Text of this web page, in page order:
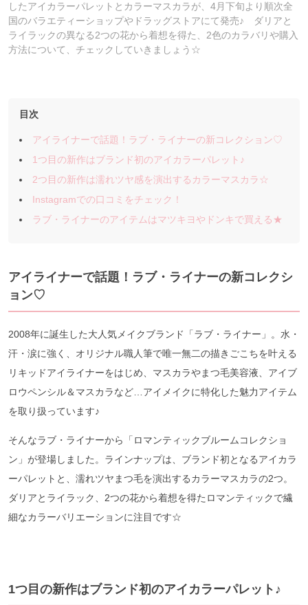
したアイカラーパレットとカラーマスカラが、4月下旬より順次全
国のバラエティーショップやドラッグストアにて発売♪ ダリアと
ライラックの異なる2つの花から着想を得た、2色のカラバリや購入
方法について、チェックしていきましょう☆
目次
アイライナーで話題！ラブ・ライナーの新コレクション♡
1つ目の新作はブランド初のアイカラーパレット♪
2つ目の新作は濡れツヤ感を演出するカラーマスカラ☆
Instagramでの口コミをチェック！
ラブ・ライナーのアイテムはマツキヨやドンキで買える★
アイライナーで話題！ラブ・ライナーの新コレクシ
ョン♡
2008年に誕生した大人気メイクブランド「ラブ・ライナー」。水・
汗・涙に強く、オリジナル職人筆で唯一無二の描きごこちを叶える
リキッドアイライナーをはじめ、マスカラやまつ毛美容液、アイブ
ロウペンシル＆マスカラなど…アイメイクに特化した魅力アイテム
を取り扱っています♪
そんなラブ・ライナーから「ロマンティックブルームコレクショ
ン」が登場しました。ラインナップは、ブランド初となるアイカラ
ーパレットと、濡れツヤまつ毛を演出するカラーマスカラの2つ。
ダリアとライラック、2つの花から着想を得たロマンティックで繊
細なカラーバリエーションに注目です☆
1つ目の新作はブランド初のアイカラーパレット♪